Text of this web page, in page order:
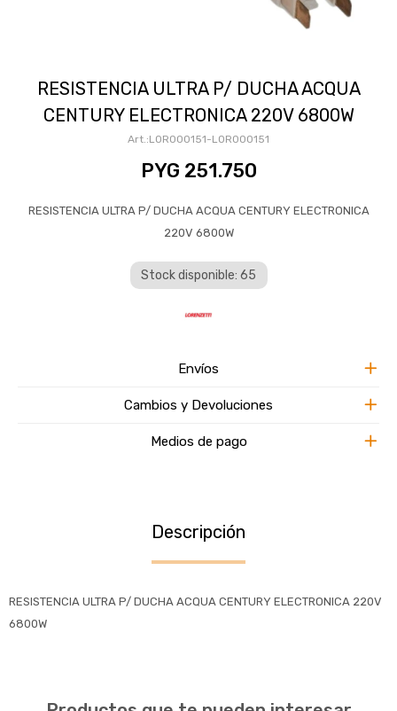
RESISTENCIA ULTRA P/ DUCHA ACQUA
CENTURY ELECTRONICA 220V 6800W
LOR000151-LOR000151
PYG 251.750
RESISTENCIA ULTRA P/ DUCHA ACQUA CENTURY ELECTRONICA
220V 6800W
Stock disponible: 65
Envíos
Cambios y Devoluciones
Medios de pago
Descripción
RESISTENCIA ULTRA P/ DUCHA ACQUA CENTURY ELECTRONICA 220V
6800W